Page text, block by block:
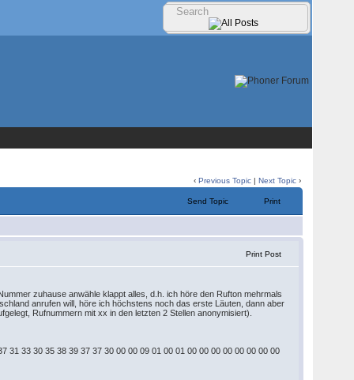
‹Previous Topic |Next Topic ›
Send Topic Print
Print Post
zuhause anwähle klappt alles, d.h. ich höre den Rufton mehrmals
anrufen will, höre ich höchstens noch das erste Läuten, dann aber
Rufnummern mit xx in den letzten 2 Stellen anonymisiert).
31 33 30 35 38 39 37 37 30 00 00 09 01 00 01 00 00 00 00 00 00 00 00